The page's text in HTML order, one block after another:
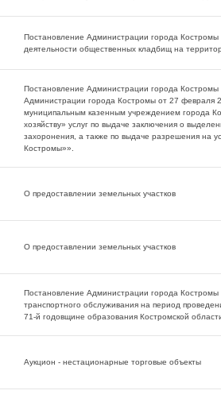
Постановление Администрации города
деятельности общественных кладбищ на
Постановление Администрации города
Администрации города Костромы от 27 февраля
муниципальным казенным учреждением города
хозяйству» услуг по выдаче заключения о
захоронения, а также по выдаче разрешения на
Костромы»».
О предоставлении земельных участков
О предоставлении земельных участков
Постановление Администрации города
транспортного обслуживания на период
71-й годовщине образования Костромской
Аукцион - нестационарные торговые объекты